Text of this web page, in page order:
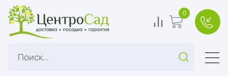
ЦентроСад
Поиск...
0 В корзину
0